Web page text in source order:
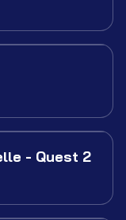
- Quest 2